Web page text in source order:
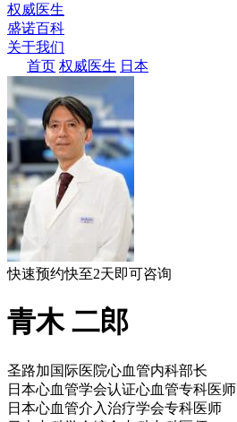
权威医生
盛诺百科
关于我们
首页 权威医生 日本
快速预约快至2天即可咨询
青木 二郎
圣路加国际医院心血管内科部长
日本心血管学会认证心血管专科医师
日本心血管介入治疗学会专科医师